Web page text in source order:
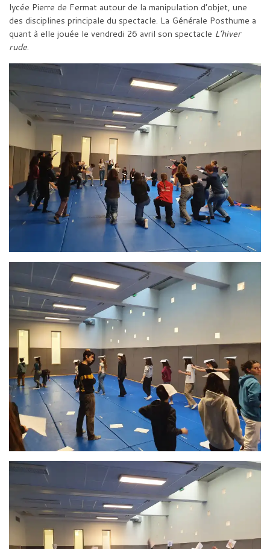
lycée Pierre de Fermat autour de la manipulation d’objet, une
des disciplines principale du spectacle. La Générale Posthume a
quant à elle jouée le vendredi 26 avril son spectacle L’hiver
rude.